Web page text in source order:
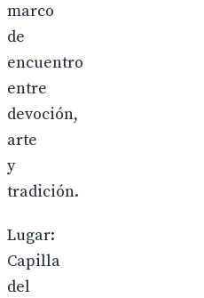
marco
de
encuentro
entre
devoción,
arte
y
tradición.
Lugar:
Capilla
del